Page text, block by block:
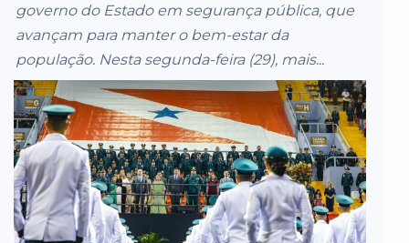
governo do Estado em segurança pública, que
avançam para manter o bem-estar da
população. Nesta segunda-feira (29), mais...